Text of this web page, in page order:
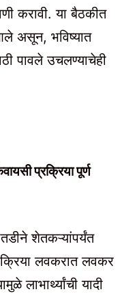
करावी. या बैठकीत
असून, भविष्यात
पावले उचलण्याचेही
प्रक्रिया पूर्ण
शेतकऱ्यांपर्यंत
लवकरात लवकर
लाभार्थ्यांची यादी